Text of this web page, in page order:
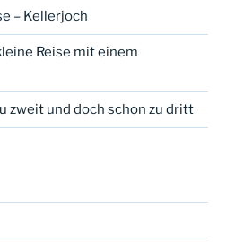
– Kellerjoch
Reise mit einem
zweit und doch schon zu dritt